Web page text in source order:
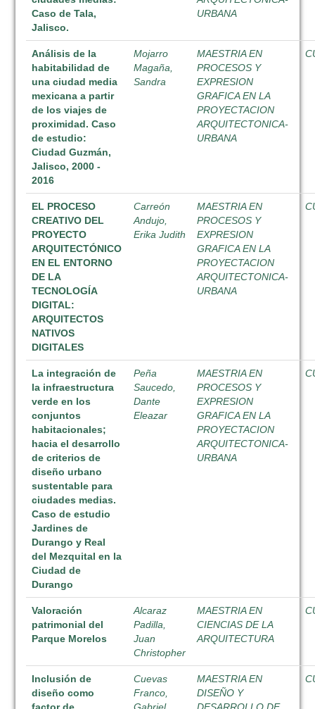
Caso de Tala,
Jalisco.
URBANA
Análisis de la
habitabilidad de
una ciudad media
mexicana a partir
de los viajes de
proximidad. Caso
de estudio:
Ciudad Guzmán,
Jalisco, 2000 -
2016
Mojarro
Magaña,
Sandra
MAESTRIA EN
PROCESOS Y
EXPRESION
GRAFICA EN LA
PROYECTACION
ARQUITECTONICA-
URBANA
EL PROCESO
CREATIVO DEL
PROYECTO
ARQUITECTÓNICO
EN EL ENTORNO
DE LA
TECNOLOGÍA
DIGITAL:
ARQUITECTOS
NATIVOS
DIGITALES
Carreón
Andujo,
Erika Judith
MAESTRIA EN
PROCESOS Y
EXPRESION
GRAFICA EN LA
PROYECTACION
ARQUITECTONICA-
URBANA
La integración de
la infraestructura
verde en los
conjuntos
habitacionales;
hacia el desarrollo
de criterios de
diseño urbano
sustentable para
ciudades medias.
Caso de estudio
Jardines de
Durango y Real
del Mezquital en la
Ciudad de
Durango
Peña
Saucedo,
Dante
Eleazar
MAESTRIA EN
PROCESOS Y
EXPRESION
GRAFICA EN LA
PROYECTACION
ARQUITECTONICA-
URBANA
Valoración
patrimonial del
Parque Morelos
Alcaraz
Padilla,
Juan
Christopher
MAESTRIA EN
CIENCIAS DE LA
ARQUITECTURA
Inclusión de
diseño como
Cuevas
Franco,
MAESTRIA EN
DISEÑO Y